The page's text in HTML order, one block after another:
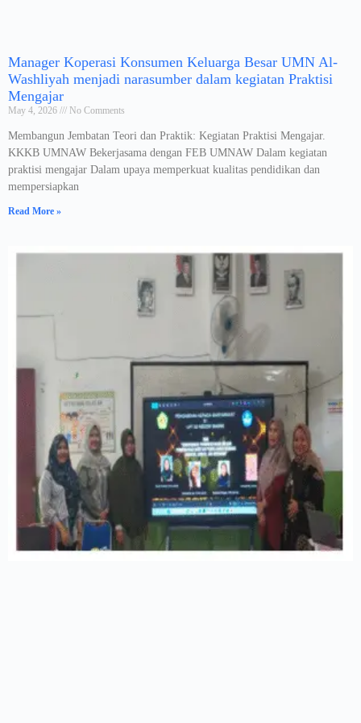
Manager Koperasi Konsumen Keluarga Besar UMN Al-
Washliyah menjadi narasumber dalam kegiatan Praktisi
Mengajar
May 4, 2026 No Comments
Membangun Jembatan Teori dan Praktik: Kegiatan Praktisi Mengajar.
KKKB UMNAW Bekerjasama dengan FEB UMNAW Dalam kegiatan
praktisi mengajar Dalam upaya memperkuat kualitas pendidikan dan
mempersiapkan
Read More »